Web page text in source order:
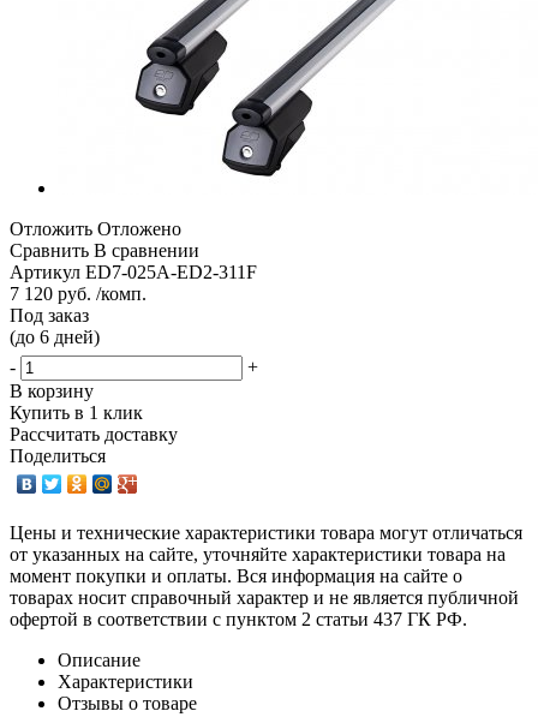
Отложить Отложено
Сравнить В сравнении
Артикул ED7-025A-ED2-311F
7 120 руб. /комп.
Под заказ
(до 6 дней)
-
+
В корзину
Купить в 1 клик
Рассчитать доставку
Поделиться
Цены и технические характеристики товара могут отличаться
от указанных на сайте, уточняйте характеристики товара на
момент покупки и оплаты. Вся информация на сайте о
товарах носит справочный характер и не является публичной
офертой в соответствии с пунктом 2 статьи 437 ГК РФ.
Описание
Характеристики
Отзывы о товаре